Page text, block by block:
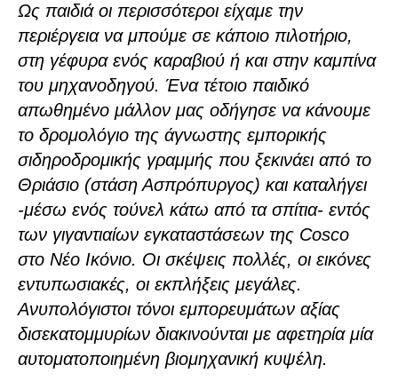
Ως παιδιά οι περισσότεροι είχαμε την
περιέργεια να μπούμε σε κάποιο πιλοτήριο,
στη γέφυρα ενός καραβιού ή και στην καμπίνα
του μηχανοδηγού. Ένα τέτοιο παιδικό
απωθημένο μάλλον μας οδήγησε να κάνουμε
το δρομολόγιο της άγνωστης εμπορικής
σιδηροδρομικής γραμμής που ξεκινάει από το
Θριάσιο (στάση Ασπρόπυργος) και καταλήγει
-μέσω ενός τούνελ κάτω από τα σπίτια- εντός
των γιγαντιαίων εγκαταστάσεων της Cosco
στο Νέο Ικόνιο. Οι σκέψεις πολλές, οι εικόνες
εντυπωσιακές, οι εκπλήξεις μεγάλες.
Ανυπολόγιστοι τόνοι εμπορευμάτων αξίας
δισεκατομμυρίων διακινούνται με αφετηρία μία
αυτοματοποιημένη βιομηχανική κυψέλη.